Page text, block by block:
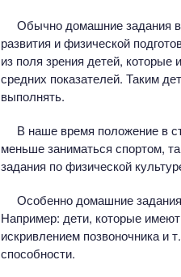
Обычно домашние задания в
развития и физической
из поля зрения детей,
средних показателей. Таким
выполнять.
В наше время положение в
меньше заниматься спортом,
задания по физической
Особенно домашние
Например: дети, которые
искривлением позвоночника и
способности.